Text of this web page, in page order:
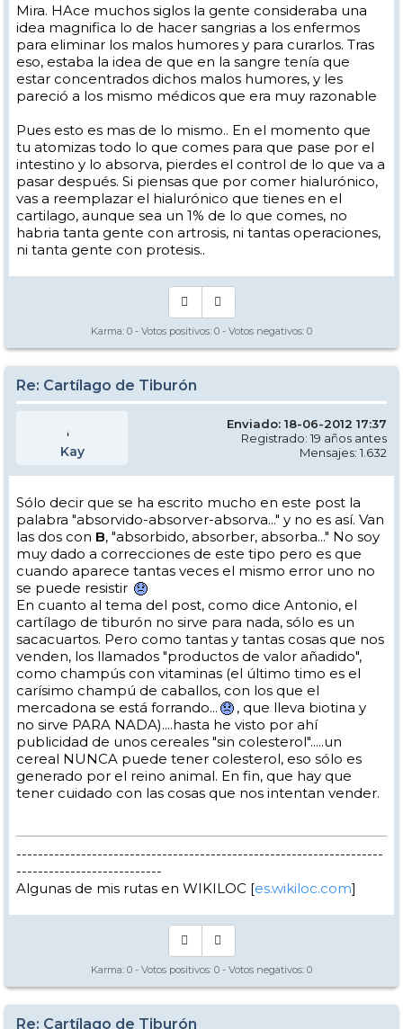
Mira. HAce muchos siglos la gente consideraba una
idea magnifica lo de hacer sangrias a los enfermos
para eliminar los malos humores y para curarlos. Tras
eso, estaba la idea de que en la sangre tenía que
estar concentrados dichos malos humores, y les
pareció a los mismo médicos que era muy razonable
Pues esto es mas de lo mismo.. En el momento que
tu atomizas todo lo que comes para que pase por el
intestino y lo absorva, pierdes el control de lo que va a
pasar después. Si piensas que por comer hialurónico,
vas a reemplazar el hialurónico que tienes en el
cartilago, aunque sea un 1% de lo que comes, no
habria tanta gente con artrosis, ni tantas operaciones,
ni tanta gente con protesis..
Karma: 0 - Votos positivos: 0 - Votos negativos: 0
Re: Cartílago de Tiburón
Kay
Enviado: 18-06-2012 17:37
Registrado: 19 años antes
Mensajes: 1.632
Sólo decir que se ha escrito mucho en este post la
palabra "absorvido-absorver-absorva..." y no es así. Van
las dos con B, "absorbido, absorber, absorba..." No soy
muy dado a correcciones de este tipo pero es que
cuando aparece tantas veces el mismo error uno no
se puede resistir
En cuanto al tema del post, como dice Antonio, el
cartílago de tiburón no sirve para nada, sólo es un
sacacuartos. Pero como tantas y tantas cosas que nos
venden, los llamados "productos de valor añadido",
como champús con vitaminas (el último timo es el
carísimo champú de caballos, con los que el
mercadona se está forrando...
, que lleva biotina y
no sirve PARA NADA)....hasta he visto por ahí
publicidad de unos cereales "sin colesterol".....un
cereal NUNCA puede tener colesterol, eso sólo es
generado por el reino animal. En fin, que hay que
tener cuidado con las cosas que nos intentan vender.
--------------------------------------------------------------------
---------------------------
Algunas de mis rutas en WIKILOC [es.wikiloc.com]
Karma: 0 - Votos positivos: 0 - Votos negativos: 0
Re: Cartílago de Tiburón